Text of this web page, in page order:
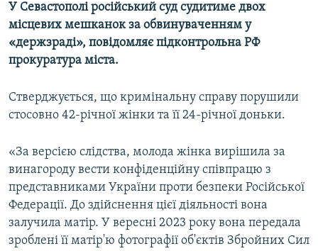
У Севастополі російський суд судитиме двох
місцевих мешканок за обвинуваченням у
«держзраді», повідомляє підконтрольна РФ
прокуратура міста.
Стверджується, що кримінальну справу порушили
стосовно 42-річної жінки та її 24-річної доньки.
«За версією слідства, молода жінка вирішила за
винагороду вести конфіденційну співпрацю з
представниками України проти безпеки Російської
Федерації. До здійснення цієї діяльності вона
залучила матір. У вересні 2023 року вона передала
зроблені її матір'ю фотографії об'єктів Збройних Сил